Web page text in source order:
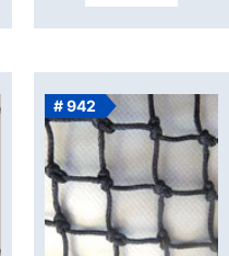
# 942